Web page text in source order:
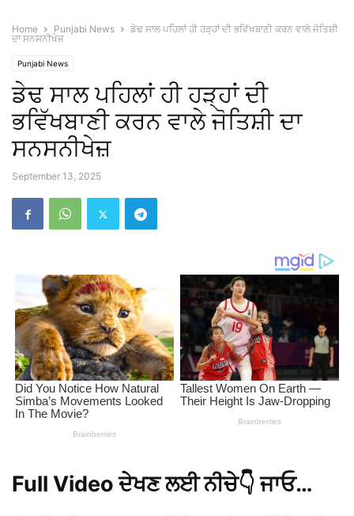
Home Punjabi News
ਡੇਢ ਸਾਲ ਪਹਿਲਾਂ ਹੀ ਹੜ੍ਹਾਂ ਦੀ ਭਵਿੱਖਬਾਣੀ ਕਰਨ ਵਾਲੇ ਜੋਤਿਸ਼ੀ
ਦਾ ਸਨਸਨੀਖੇਜ਼
Punjabi News
ਡੇਢ ਸਾਲ ਪਹਿਲਾਂ ਹੀ ਹੜ੍ਹਾਂ ਦੀ
ਭਵਿੱਖਬਾਣੀ ਕਰਨ ਵਾਲੇ ਜੋਤਿਸ਼ੀ ਦਾ
ਸਨਸਨੀਖੇਜ਼
September 13, 2025
Full Video ਦੇਖਣ ਲਈ ਨੀਚੇ👇 ਜਾਓ…